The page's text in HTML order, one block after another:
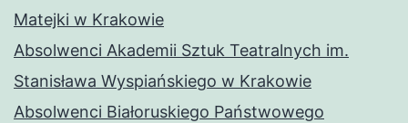
Matejki w Krakowie
Absolwenci Akademii Sztuk Teatralnych im.
Stanisława Wyspiańskiego w Krakowie
Absolwenci Białoruskiego Państwowego